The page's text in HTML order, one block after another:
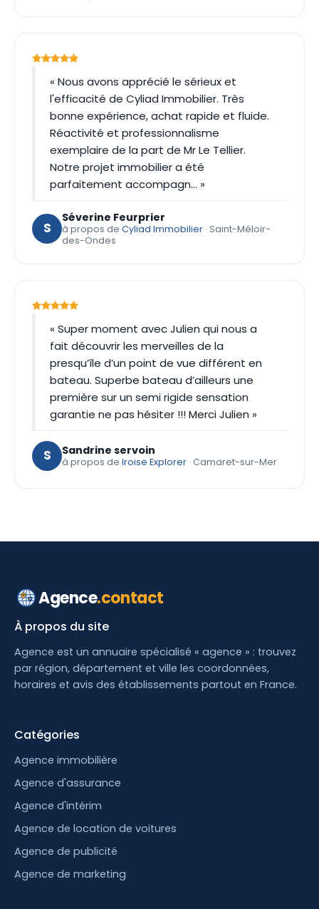
« Nous avons apprécié le sérieux et
l'efficacité de Cyliad Immobilier. Très
bonne expérience, achat rapide et fluide.
Réactivité et professionnalisme
exemplaire de la part de Mr Le Tellier.
Notre projet immobilier a été
parfaitement accompagn… »
S
Séverine Feurprier
à propos de Cyliad Immobilier · Saint-Méloir-
des-Ondes
« Super moment avec Julien qui nous a
fait découvrir les merveilles de la
presqu’île d’un point de vue différent en
bateau. Superbe bateau d’ailleurs une
première sur un semi rigide sensation
garantie ne pas hésiter !!! Merci Julien »
S Sandrine servoin
à propos de Iroise Explorer · Camaret-sur-Mer
Agence.contact
À propos du site
Agence est un annuaire spécialisé « agence » : trouvez
par région, département et ville les coordonnées,
horaires et avis des établissements partout en France.
Catégories
Agence immobilière
Agence d'assurance
Agence d'intérim
Agence de location de voitures
Agence de publicité
Agence de marketing